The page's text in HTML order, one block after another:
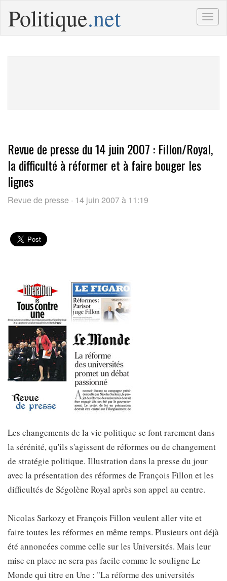
Politique.net
Revue de presse du 14 juin 2007 : Fillon/Royal,
la difficulté à réformer et à faire bouger les
lignes
Revue de presse · 14 juin 2007 à 11:19
Les changements de la vie politique se font rarement dans
la sérénité, qu'ils s'agissent de réformes ou de changement
de stratégie politique. Illustration dans la presse du jour
avec la présentation des réformes de François Fillon et les
difficultés de Ségolène Royal après son appel au centre.
Nicolas Sarkozy et François Fillon veulent aller vite et
faire toutes les réformes en même temps. Plusieurs ont déjà
été annoncées comme celle sur les Universités. Mais leur
mise en place ne sera pas facile comme le souligne Le
Monde qui titre en Une : "La réforme des universités